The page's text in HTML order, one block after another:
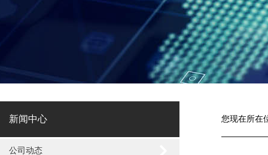
新闻中心
公司动态
您现在所在